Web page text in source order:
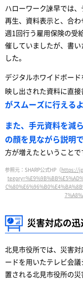
ハローワーク諫早では
再生、資料表示と、合わ
週1回行う雇用保険の受
催していましたが、書
した。
デジタルホワイドボード
映し出された資料に直接
がスムーズに行える
また、手元資料を減
の顔を見ながら説明
方が増えたということで
参照元：SHARP公式HP（https://
災害対応の
北見市役所では、災害
ードを用いたテレビ会
置される北見市役所の